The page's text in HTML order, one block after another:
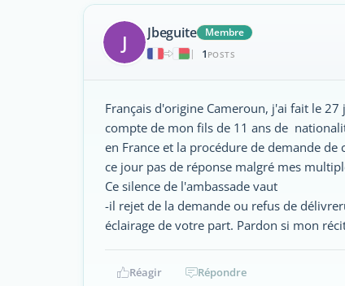
J Jbeguite
Membre
|
1 POSTS
Français d'origine Cameroun, j'ai fait le
compte de mon fils de 11 ans de
en France et la procédure de demande de
ce jour pas de réponse malgré mes
Ce silence de l'ambassade vaut
-il rejet de la demande ou refus de
éclairage de votre part. Pardon si mon
Réagir Répondre